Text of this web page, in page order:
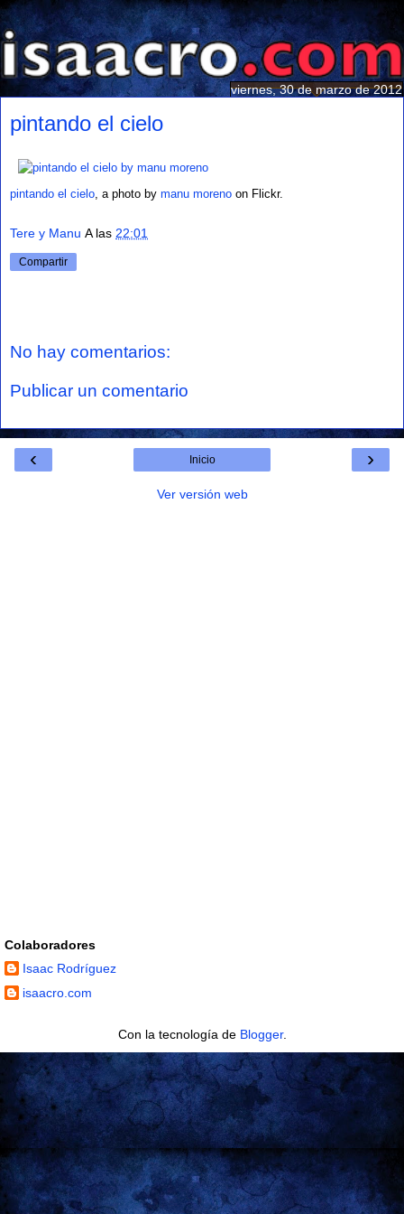
viernes, 30 de marzo de 2012
pintando el cielo
pintando el cielo, a photo by manu moreno on Flickr.
Tere y Manu A las 22:01
Compartir
No hay comentarios:
Publicar un comentario
‹ ›
Inicio
Ver versión web
Colaboradores
Isaac Rodríguez
isaacro.com
Con la tecnología de Blogger.